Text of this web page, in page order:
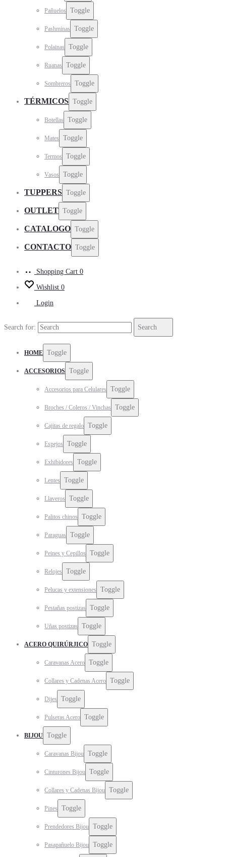
Pañuelos Toggle
Pashminas Toggle
Polainas Toggle
Ruanas Toggle
Sombreros Toggle
TÉRMICOS Toggle
Botellas Toggle
Mates Toggle
Termos Toggle
Vasos Toggle
TUPPERS Toggle
OUTLET Toggle
CATALOGO Toggle
CONTACTO Toggle
Shopping Cart 0
Wishlist 0
Login
Search for: Search
HOME Toggle
ACCESORIOS Toggle
Accesorios para Celulares Toggle
Broches / Coleros / Vinchas Toggle
Cajitas de regalo Toggle
Espejos Toggle
Exhibidores Toggle
Lentes Toggle
Llaveros Toggle
Palitos chinos Toggle
Paraguas Toggle
Peines y Cepillos Toggle
Relojes Toggle
Pelucas y extensiones Toggle
Pestañas postizas Toggle
Uñas postizas Toggle
ACERO QUIRÚRJICO Toggle
Caravanas Acero Toggle
Collares y Cadenas Acero Toggle
Dijes Toggle
Pulseras Acero Toggle
BIJOU Toggle
Caravanas Bijou Toggle
Cinturones Bijou Toggle
Collares y Cadenas Bijou Toggle
Pines Toggle
Prendedores Bijou Toggle
Pasapañuelo Bijou Toggle